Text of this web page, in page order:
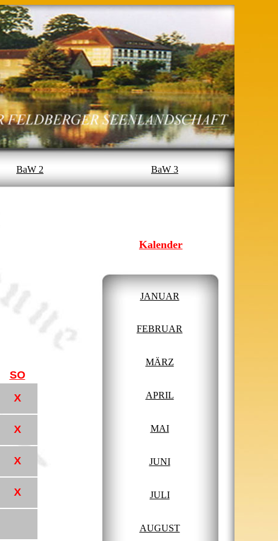
BaW 2 BaW 3
SO
X
X
X
X
Kalender
JANUAR
FEBRUAR
MÄRZ
APRIL
MAI
JUNI
JULI
AUGUST